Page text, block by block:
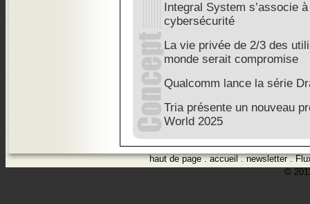
Integral System s’associe
cybersécurité
La vie privée de 2/3 des
monde serait compromise
Qualcomm lance la série
Tria présente un nouveau
World 2025
haut de page.accueil.newsletter.
©